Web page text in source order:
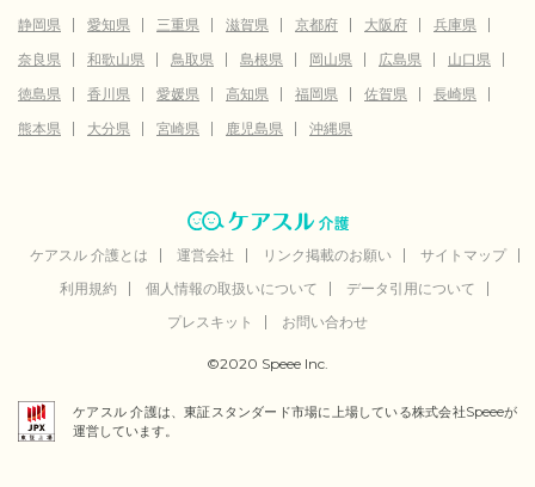
静岡県
愛知県 三重県 滋賀県 京都府 大阪府
兵庫県
奈良県
和歌山県 鳥取県 島根県 岡山県 広島県
山口県
徳島県
香川県 愛媛県 高知県 福岡県 佐賀県
長崎県
熊本県
大分県 宮崎県 鹿児島県 沖縄県
ケアスル 介護とは 運営会社 リンク掲載のお願い
サイトマップ
利用規約
個人情報の取扱いについて
データ引用について
プレスキット
お問い合わせ
©2020 Speee Inc.
ケアスル 介護は、東証スタンダード市場に上場している株式会社Speeeが
運営しています。